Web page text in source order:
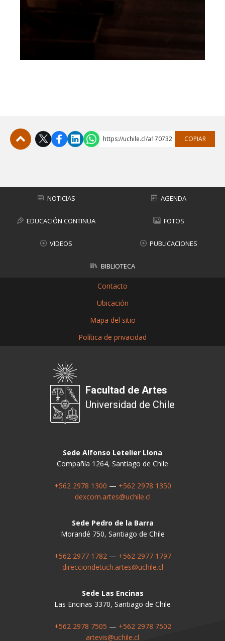
https://uchile.cl/a170732 COPIAR
NOTICIAS AGENDA
EDUCACIÓN CONTINUA FOTOS
VIDEOS PUBLICACIONES
BIBLIOTECA
Contacto
Ubicación
Mapa del sitio
Política de privacidad
Facultad de Artes
Universidad de Chile
Sede Alfonso Letelier Llona
Compañía 1264, Santiago de Chile
+562 2978 1300 — +562 2978 1350
dexcom.artes@uchile.cl
Sede Pedro de la Barra
Morandé 750, Santiago de Chile
+562 2977 1782— +562 2977 1797
direcciondetuch.artes@uchile.cl
Sede Las Encinas
Las Encinas 3370, Santiago de Chile
+562 2978 7505 — +562 2978 7502
artevis@uchile.cl